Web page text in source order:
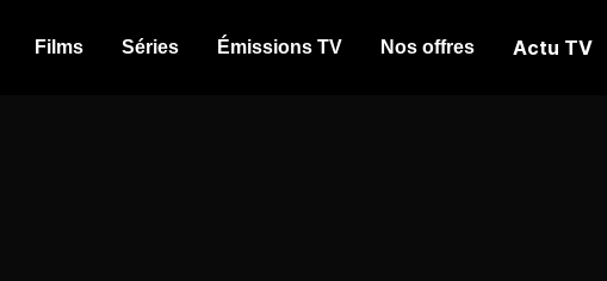
Films Séries Émissions TV Nos offres Actu TV